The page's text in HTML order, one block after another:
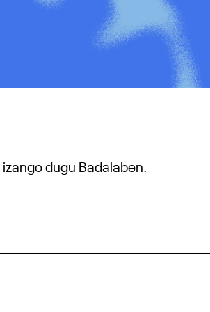
dugu Badalaben.